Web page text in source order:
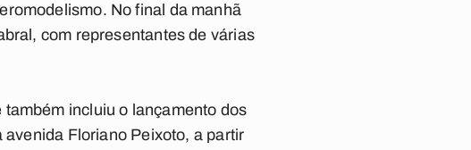
No final da manhã
com representantes de várias
incluiu o lançamento dos
Floriano Peixoto, a partir